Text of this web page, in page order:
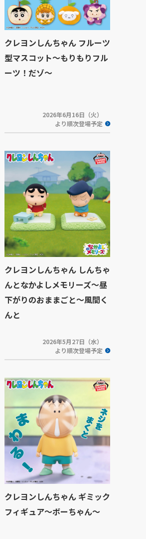
クレヨンしんちゃん フルーツ
型マスコット～もりもりフル
ーツ！だゾ～
2026年6月16日（火）
より順次登場予定
クレヨンしんちゃん しんちゃ
んとなかよしメモリーズ～昼
下がりのおままごと～風間く
んと
2026年5月27日（水）
より順次登場予定
クレヨンしんちゃん ギミック
フィギュア～ボーちゃん～